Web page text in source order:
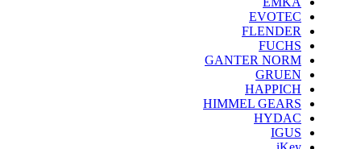
EVOTEC
FLENDER
FUCHS
GANTER NORM
GRUEN
HAPPICH
HIMMEL GEARS
HYDAC
IGUS